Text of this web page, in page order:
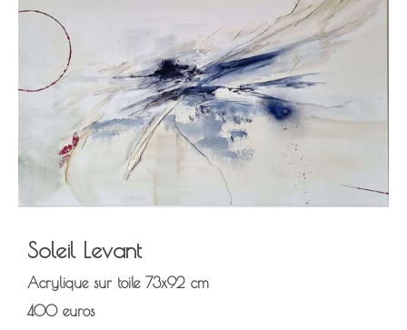
Soleil Levant
Acrylique sur toile73x92 cm
400 euros